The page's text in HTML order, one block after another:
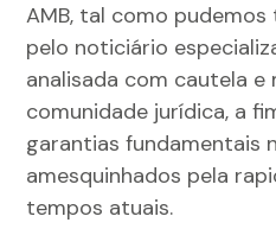
AMB, tal como
pelo noticiário
analisada com cautela
comunidade jurídica, a
garantias fundamentais
amesquinhados pela
tempos atuais.